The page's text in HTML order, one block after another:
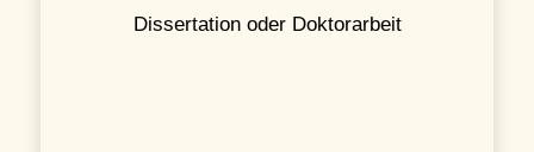
Dissertation oder Doktorarbeit